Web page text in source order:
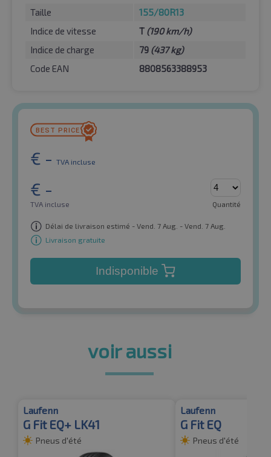
Taille
155/80R13
Indice de vitesse
T (190 km/h)
Indice de charge
79 (437 kg)
Code EAN
8808563388953
€ - TVA incluse
€ -
TVA incluse Quantité
Délai de livraison estimé - Vend. 7 Aug. - Vend. 7 Aug.
Livraison gratuite
Indisponible
voir aussi
Laufenn
G Fit EQ+ LK41
Pneus d'été
Laufenn
G Fit EQ
Pneus d'été